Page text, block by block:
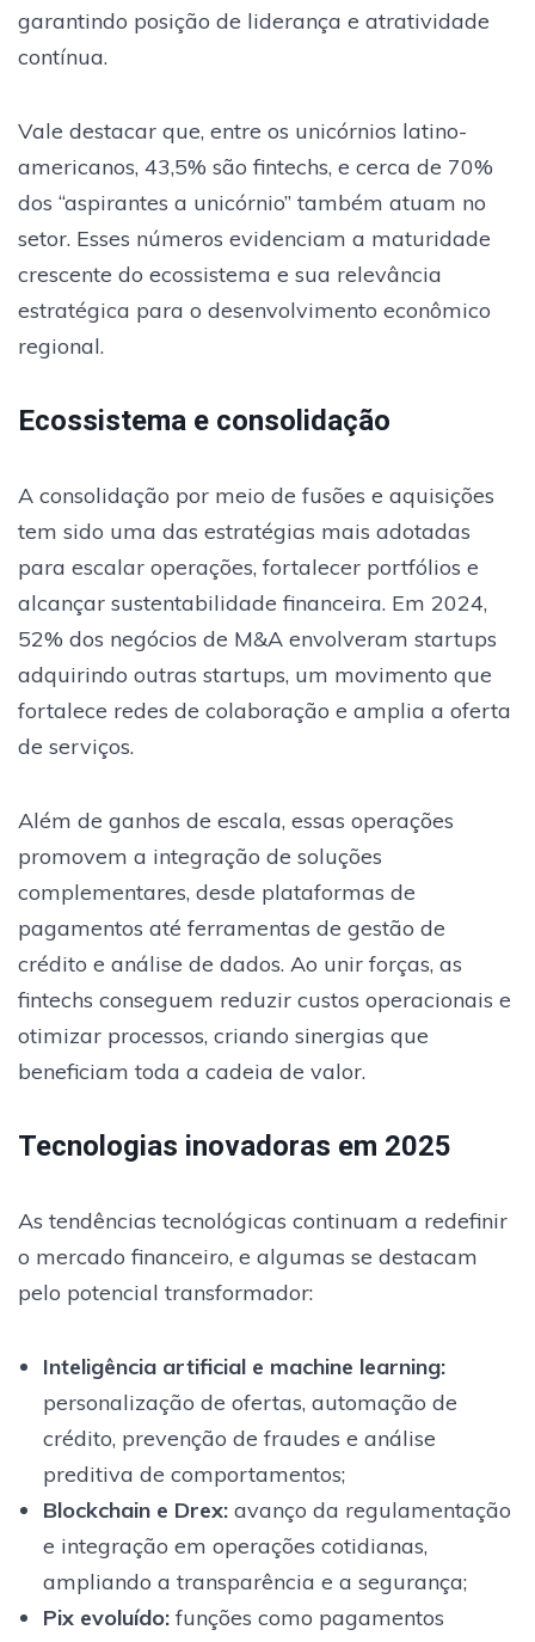
garantindo posição de liderança e atratividade
contínua.
Vale destacar que, entre os unicórnios latino-
americanos, 43,5% são fintechs, e cerca de 70%
dos “aspirantes a unicórnio” também atuam no
setor. Esses números evidenciam a maturidade
crescente do ecossistema e sua relevância
estratégica para o desenvolvimento econômico
regional.
Ecossistema e consolidação
A consolidação por meio de fusões e aquisições
tem sido uma das estratégias mais adotadas
para escalar operações, fortalecer portfólios e
alcançar sustentabilidade financeira. Em 2024,
52% dos negócios de M&A envolveram startups
adquirindo outras startups, um movimento que
fortalece redes de colaboração e amplia a oferta
de serviços.
Além de ganhos de escala, essas operações
promovem a integração de soluções
complementares, desde plataformas de
pagamentos até ferramentas de gestão de
crédito e análise de dados. Ao unir forças, as
fintechs conseguem reduzir custos operacionais e
otimizar processos, criando sinergias que
beneficiam toda a cadeia de valor.
Tecnologias inovadoras em 2025
As tendências tecnológicas continuam a redefinir
o mercado financeiro, e algumas se destacam
pelo potencial transformador:
Inteligência artificial e machine learning:
personalização de ofertas, automação de
crédito, prevenção de fraudes e análise
preditiva de comportamentos;
Blockchain e Drex:avanço da regulamentação
e integração em operações cotidianas,
ampliando a transparência e a segurança;
Pix evoluído:funções como pagamentos